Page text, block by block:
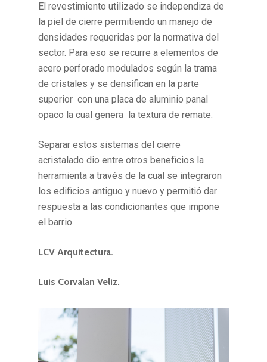
El revestimiento utilizado se independiza de
la piel de cierre permitiendo un manejo de
densidades requeridas por la normativa del
sector. Para eso se recurre a elementos de
acero perforado modulados según la trama
de cristales y se densifican en la parte
superior con una placa de aluminio panal
opaco la cual genera la textura de remate.
Separar estos sistemas del cierre
acristalado dio entre otros beneficios la
herramienta a través de la cual se integraron
los edificios antiguo y nuevo y permitió dar
respuesta a las condicionantes que impone
el barrio.
LCV Arquitectura.
Luis Corvalan Veliz.